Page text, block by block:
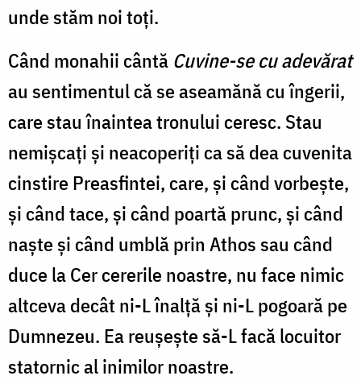
unde stăm noi toți.
Când monahii cântă Cuvine-se cu adevărat
au sentimentul că se aseamănă cu îngerii,
care stau înaintea tronului ceresc. Stau
nemișcați și neacoperiți ca să dea cuvenita
cinstire Preasfintei, care, și când vorbește,
și când tace, și când poartă prunc, și când
naște și când umblă prin Athos sau când
duce la Cer cererile noastre, nu face nimic
altceva decât ni-L înalță și ni-L pogoară pe
Dumnezeu. Ea reușește să-L facă locuitor
statornic al inimilor noastre.